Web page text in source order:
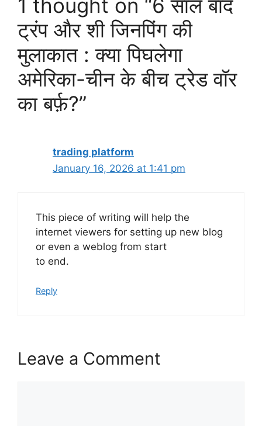
1 thought on “6 साल बाद
ट्रंप और शी जिनपिंग की
मुलाकात : क्या पिघलेगा
अमेरिका-चीन के बीच ट्रेड वॉर
का बर्फ़?”
trading platform
January 16, 2026 at 1:41 pm
This piece of writing will help the
internet viewers for setting up new blog
or even a weblog from start
to end.
Reply
Leave a Comment